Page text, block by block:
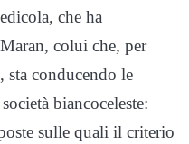
che ha
colui che, per
conducendo le
biancoceleste:
sulle quali il criterio